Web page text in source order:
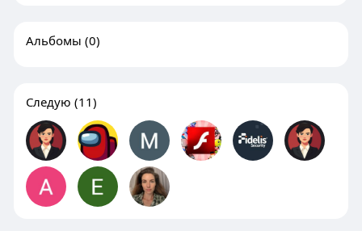
Альбомы (0)
Следую (11)